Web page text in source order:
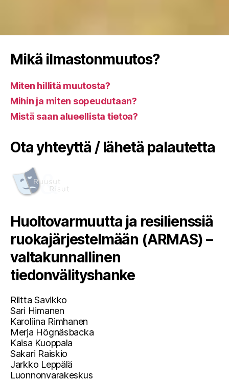
Mikä ilmastonmuutos?
Miten hillitä muutosta?
Mihin ja miten sopeudutaan?
Mistä saan alueellista tietoa?
Ota yhteyttä / lähetä palautetta
Huoltovarmuutta ja resilienssiä
ruokajärjestelmään (ARMAS) –
valtakunnallinen
tiedonvälityshanke
Riitta Savikko
Sari Himanen
Karoliina Rimhanen
Merja Högnäsbacka
Kaisa Kuoppala
Sakari Raiskio
Jarkko Leppälä
Luonnonvarakeskus